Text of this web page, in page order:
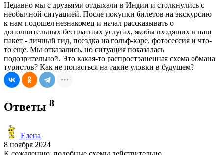
Недавно мы с друзьями отдыхали в Индии и столкнулись с
необычной ситуацией. После покупки билетов на экскурсию
к нам подошел незнакомец и начал рассказывать о
дополнительных бесплатных услугах, якобы входящих в наш
пакет - личный гид, поездка на гольф-каре, фотосессия и что-
то еще. Мы отказались, но ситуация показалась
подозрительной. Это какая-то распространенная схема обмана
туристов? Как не попасться на такие уловки в будущем?
Ответы 8
Елена
8 ноября 2024
К сожалению, подобные схемы действительно